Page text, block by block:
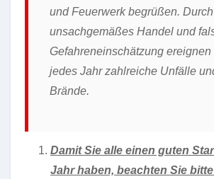
und Feuerwerk begrüßen. Durch
unsachgemäßes Handel und
Gefahreneinschätzung ereignen
jedes Jahr zahlreiche Unfälle
Brände.
Damit Sie alle einen guten
Jahr haben, beachten Sie